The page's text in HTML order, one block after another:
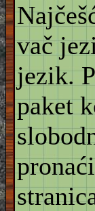
vač
jezik.
paket